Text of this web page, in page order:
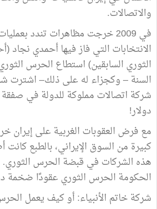
والاتصالات.
في 2009 خرجت مظاهرات تندد
الانتخابات التي فاز فيها أحمدي
الثوري السابقين) استطاع الحرس
السنة – وكجزاء له على ذلك– اشترت
دولار!
مع فرض العقوبات الغربية على
كبيرة من السوق الإيراني، بالطبع كانت
هذه الشركات في قبضة الحرس
الحكومة الحرس الثوري عقودًا ضخمة
شركة خاتم الأنبياء: أو كيف يعمل